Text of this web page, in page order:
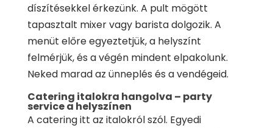
díszítésekkel érkezünk. A pult mögött
tapasztalt mixer vagy barista dolgozik. A
menüt előre egyeztetjük, a helyszínt
felmérjük, és a végén mindent elpakolunk.
Neked marad az ünneplés és a vendégeid.
Catering italokra hangolva – party
service a helyszínen
A catering itt az italokról szól. Egyedi